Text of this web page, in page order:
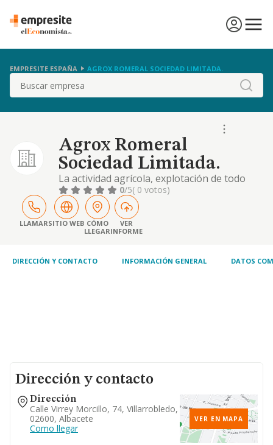
EMPRESITE ESPAÑA AGROX ROMERAL SOCIEDAD LIMITADA.
Buscar
Agrox Romeral
Sociedad Limitada.
La actividad agrícola, explotación de todo
tipo de fincas rústicas enpropiedad y
arrendamiento (exceptuando el
arrendamiento financiero). compraventa de
fincas rústicas y material agrícola, así como
laactividad relacionada con la compraventa
productos agrí
0/5( 0 votos)
LLAMARSITIO WEB CÓMO
LLEGAR
VER
INFORME
DIRECCIÓN Y CONTACTO INFORMACIÓN GENERAL DATOS
Dirección y contacto
Dirección
Calle Virrey Morcillo, 74, Villarrobledo,
02600, Albacete
Como llegar
VER EN MAPA